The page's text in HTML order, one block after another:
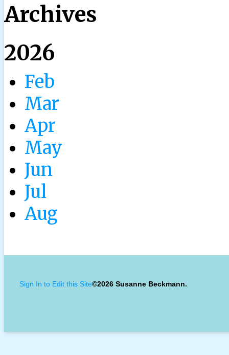
Archives
2026
Feb
Mar
Apr
May
Jun
Jul
Aug
Sign In to Edit this Site©2026 Susanne Beckmann.